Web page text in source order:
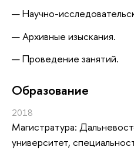
Научно-
Архивные изыскания.
Проведение занятий.
Oбразование
2018
Магистратура:
университет,